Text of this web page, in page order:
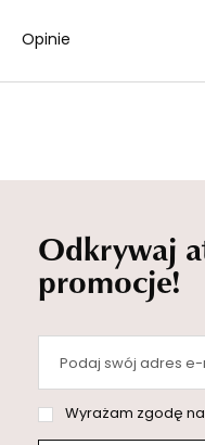
Opinie
Odkrywaj
promocje!
Podaj swój adres e-
Wyrażam zgodę na przetwarzanie moich danych